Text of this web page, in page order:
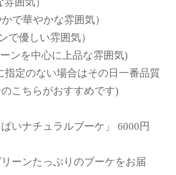
囲気）
で華やかな雰囲気）
優しい雰囲気）
ンを中心に上品な雰囲気)
指定のない場合はその日一番品質
こちらがおすすめです)
いナチュラルブーケ」 6000円
ーンたっぷりのブーケをお届